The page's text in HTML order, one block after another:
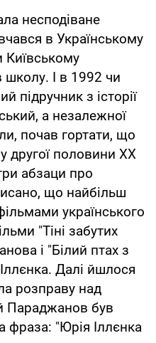
несподіване
в Українському
Київському
школу. І в 1992 чи
підручник з історії
а незалежної
почав гортати, що
другої половини ХХ
абзаци про
що найбільш
українського
"Тіні забутих
і "Білий птах з
Далі йшлося
розправу над
Параджанов був
фраза: "Юрія Іллєнка